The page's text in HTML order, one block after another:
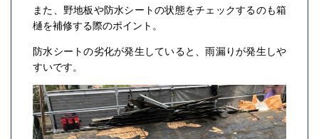
また、野地板や防水シートの状態をチェックするのも箱
樋を補修する際のポイント。
防水シートの劣化が発生していると、雨漏りが発生しや
すいです。